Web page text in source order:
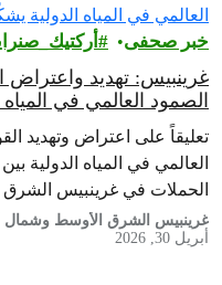
خبر صحفى
غرينبيس: تهديد واعتراض
الصمود العالمي في المياه
الدولي الإنساني
تعليقاً على اعتراض وتهديد
العالمي في المياه الدولية
الحملات في غرينبيس الشرق
الحطاب، من على متن
غرينبيس الشرق الأوسط وشمال
أبريل 30, 2026